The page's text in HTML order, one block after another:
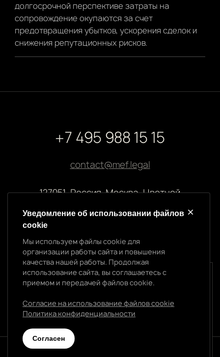
долгосрочной перспективе затраты на
сопровождение окупаются за счет
предотвращения убытков, ускорения сделок и
снижения репутационных рисков.
+7 495 988 15 15
contact@mef.legal
127051, Россия, Москва, Цветной
Реквизиты компании
ООО “МЭФ ЛИГАЛ”
ИНН 7704874992
ОГРН 5147746145718
Политика конфиденциальности
Уведомление об использовании cookie
работы сайта и повышения качества нашей работы.
Продолжая использование сайта, вы
cookie.
Уведомление об использовании файлов
cookie
Мы используем файлы cookie для
организации работы сайта и повышения
качества нашей работы. Продолжая
использование сайта, вы соглашаетесь с
приемом и передачей файлов cookie.
Согласие на использование файлов cookie
Политика конфиденциальности
Cогласен